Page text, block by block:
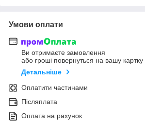
Умови оплати
Ви отримаєте замовлення
або гроші повернуться на вашу картку
Детальніше
Оплатити частинами
Післяплата
Оплата на рахунок